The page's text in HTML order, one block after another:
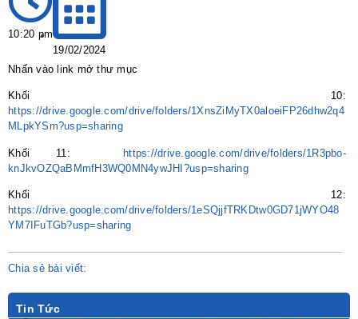
10:20 pm
19/02/2024
Nhấn vào link mở thư mục
Khối 10:
https://drive.google.com/drive/folders/1XnsZiMyTX0aloeiFP26dhw2q4
MLpkYSm?usp=sharing
Khối 11: https://drive.google.com/drive/folders/1R3pbo-
knJkvOZQaBMmfH3WQ0MN4ywJHI?usp=sharing
Khối 12:
https://drive.google.com/drive/folders/1eSQjjfTRKDtw0GD71jWYO48
YM7IFuTGb?usp=sharing
Chia sẻ bài viết:
Tin Tức